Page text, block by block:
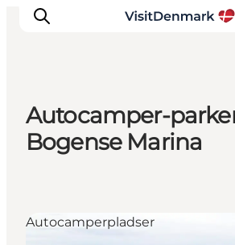
Inspiration
Destinationer
Planlæg ferien
Autocamper-
Bogense Marina
Autocamperpladser